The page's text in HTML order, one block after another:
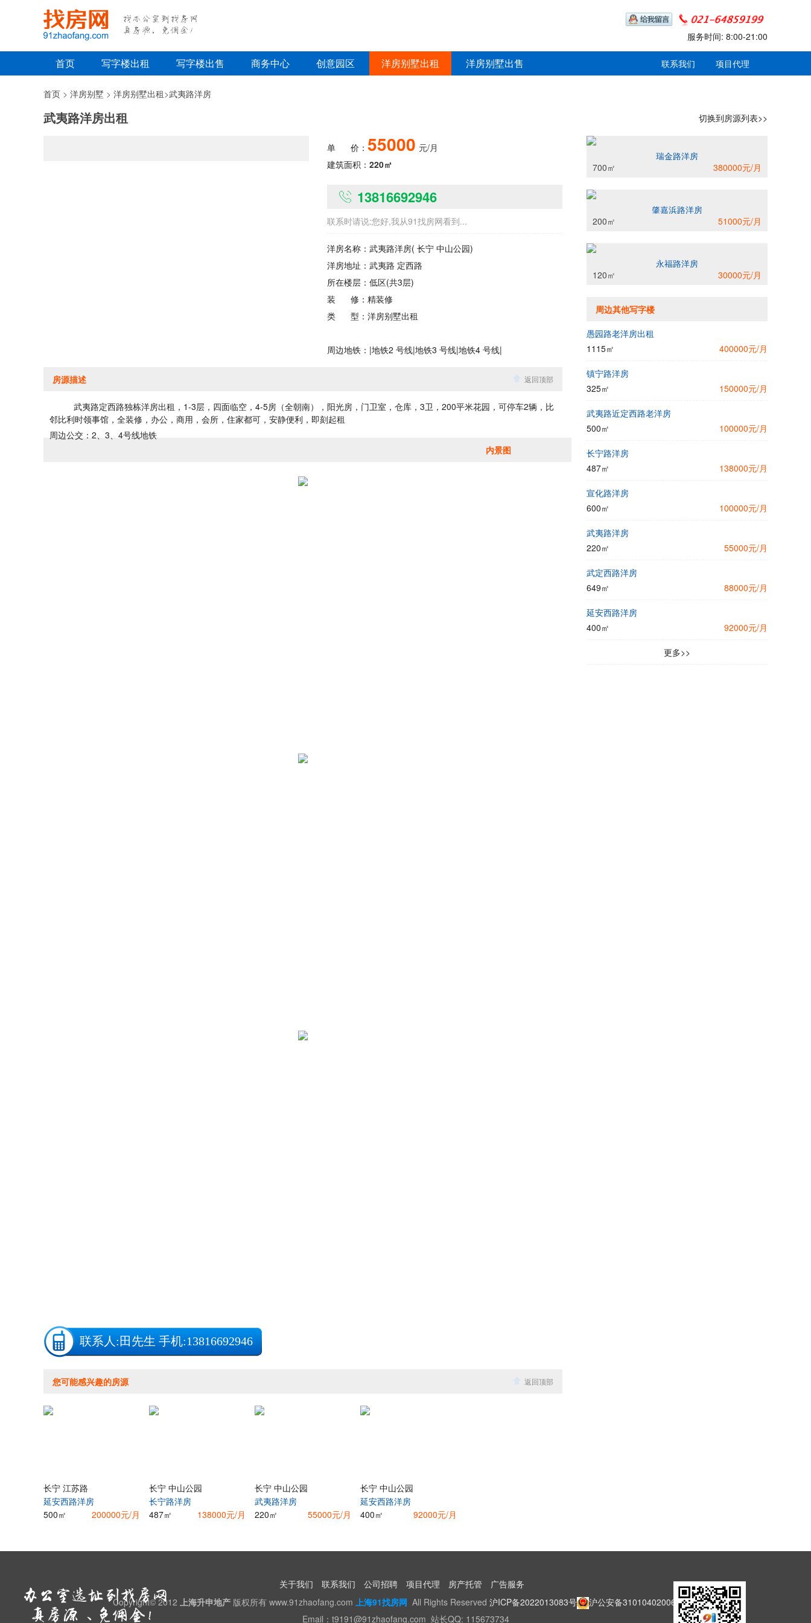
服务时间: 8:00-21:00
首页 写字楼出租 写字楼出售 商务中心 创意园区 洋房别墅出租 洋房别墅出售 联系我们 项目代理
首页 > 洋房别墅 > 洋房别墅出租>武夷路洋房
切换到房源列表>>
武夷路洋房出租
单 价： 55000 元/月
建筑面积： 220㎡
13816692946
联系时请说:您好,我从91找房网看到...
洋房名称： 武夷路洋房( 长宁 中山公园)
洋房地址： 武夷路 定西路
所在楼层： 低区(共3层)
装
修： 精装修
类
型： 洋房别墅出租
周边地铁： |地铁2 号线|地铁3 号线|地铁4 号线|
房源描述 返回顶部
武夷路定西路独栋洋房出租，1-3层，四面临空，4-5房（全朝南），阳光房，门卫室，仓库，3卫，200平米花园，可停车2辆，比
邻比利时领事馆，全装修，办公，商用，会所，住家都可，安静便利，即刻起租
周边公交：2、3、4号线地铁
内景图
联系人: 田先生 手机:13816692946
您可能感兴趣的房源 返回顶部
长宁 江苏路
延安西路洋房
500㎡
200000元/月
长宁 中山公园
长宁路洋房
487㎡
138000元/月
长宁 中山公园
武夷路洋房
220㎡
55000元/月
长宁 中山公园
延安西路洋房
400㎡
92000元/月
瑞金路洋房
700㎡
380000元/月
肇嘉浜路洋房
200㎡
51000元/月
永福路洋房
120㎡
30000元/月
周边其他写字楼
愚园路老洋房出租
1115㎡
400000元/月
镇宁路洋房
325㎡
150000元/月
武夷路近定西路老洋房
500㎡
100000元/月
长宁路洋房
487㎡
138000元/月
宣化路洋房
600㎡
100000元/月
武夷路洋房
220㎡
55000元/月
武定西路洋房
649㎡
88000元/月
延安西路洋房
400㎡
92000元/月
更多>>
关于我们 联系我们 公司招聘 项目代理 房产托管
广告服务
Copyright© 2012 上海升申地产版权所有 www.91zhaofang.com 上海91找房网 All Rights Reserved 沪ICP备2022013083号
沪公安备31010402006127号
Email：t9191@91zhaofang.com 站长QQ: 115673734